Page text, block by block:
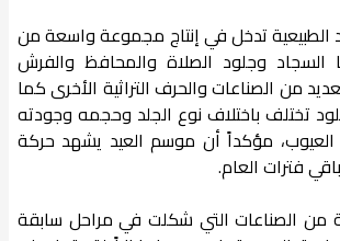
الطبيعية تدخل في إنتاج مجموعة واسعة من
السجاد وجلود الصلاة والمحافظ والفرش
من الصناعات والحرف التراثية الأخرى كما
تختلف باختلاف نوع الجلد وحجمه وجودته
مؤكداً أن موسم العيد يشهد حركة
فترات العام.
من الصناعات التي شكلت في مراحل سابقة